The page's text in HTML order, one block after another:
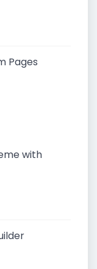
Pages
with